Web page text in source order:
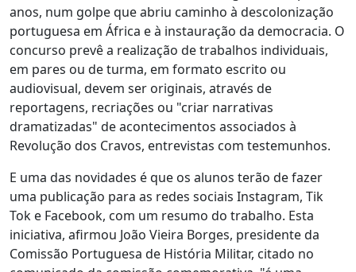
anos, num golpe que abriu caminho à descolonização
portuguesa em África e à instauração da democracia. O
concurso prevê a realização de trabalhos individuais,
em pares ou de turma, em formato escrito ou
audiovisual, devem ser originais, através de
reportagens, recriações ou "criar narrativas
dramatizadas" de acontecimentos associados à
Revolução dos Cravos, entrevistas com testemunhos.
E uma das novidades é que os alunos terão de fazer
uma publicação para as redes sociais Instagram, Tik
Tok e Facebook, com um resumo do trabalho. Esta
iniciativa, afirmou João Vieira Borges, presidente da
Comissão Portuguesa de História Militar, citado no